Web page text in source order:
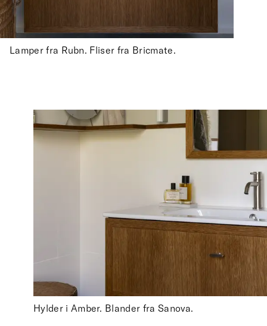
Lamper fra Rubn. Fliser fra Bricmate.
Hylder i Amber. Blander fra Sanova.